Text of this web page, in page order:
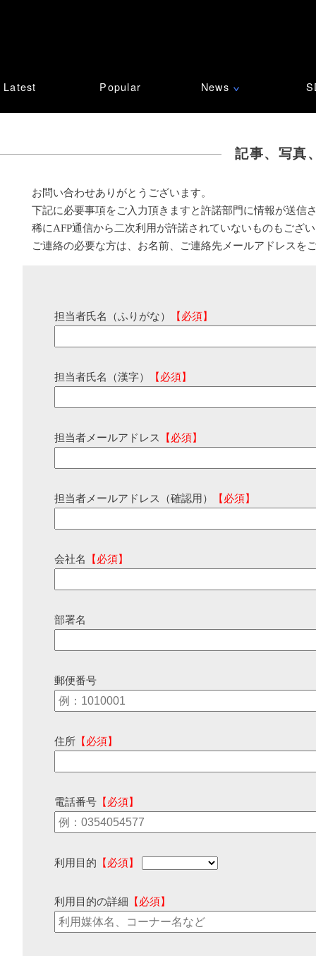
Latest Popular News ∨
記事、写真
お問い合わせありがとうございます。
下記に必要事項をご入力頂きますと許諾部門に情報が送信
稀にAFP通信から二次利用が許諾されていないものもござ
ご連絡の必要な方は、お名前、ご連絡先メールアドレスを
担当者氏名（ふりがな） 【必須】
担当者氏名（漢字） 【必須】
担当者メールアドレス 【必須】
担当者メールアドレス（確認用） 【必須】
会社名 【必須】
部署名
郵便番号
住所 【必須】
電話番号 【必須】
利用目的 【必須】
利用目的の詳細 【必須】